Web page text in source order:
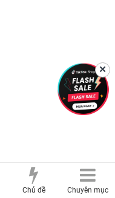
Chủ đề Chuyên mục
✕